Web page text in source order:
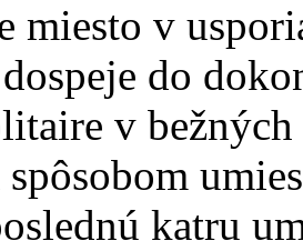
miesto v
do
v
katru